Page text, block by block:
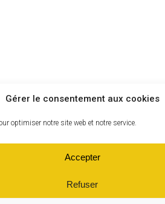
Gérer le consentement aux cookies
optimiser notre site web et notre service.
Accepter
Refuser